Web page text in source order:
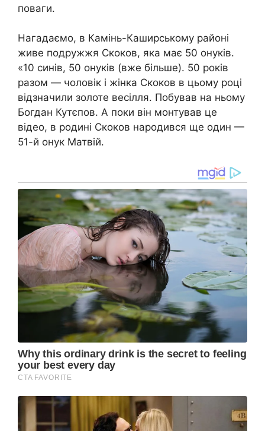
поваги.
Нагадаємо, в Камінь-Каширському районі
живе подружжя Скоков, яка має 50 онуків.
«10 синів, 50 онуків (вже більше). 50 років
разом — чоловік і жінка Скоков в цьому році
відзначили золоте весілля. Побував на ньому
Богдан Кутєпов. А поки він монтував це
відео, в родині Скоков народився ще один —
51-й онук Матвій.